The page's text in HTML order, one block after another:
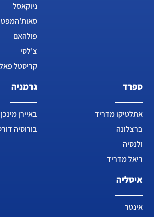
ניוקאסל
פולהאם
צ'לסי
קריסטל
ספרד
אתלטיקו מדריד
ברצלונה
ולנסיה
ריאל מדריד
גרמניה
באיירן מינכן
בורוסיה
איטליה
אינטר